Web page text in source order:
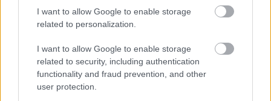
I want to allow Google to enable storage
related to personalization.
I want to allow Google to enable storage
related to security, including authentication
functionality and fraud prevention, and other
user protection.
-Kis mennyiségű uborkalé fogyasztása.
-Nem szteroid gyulladáscsökkentők szükség esetén,
például ibuprofen vagy naproxen.